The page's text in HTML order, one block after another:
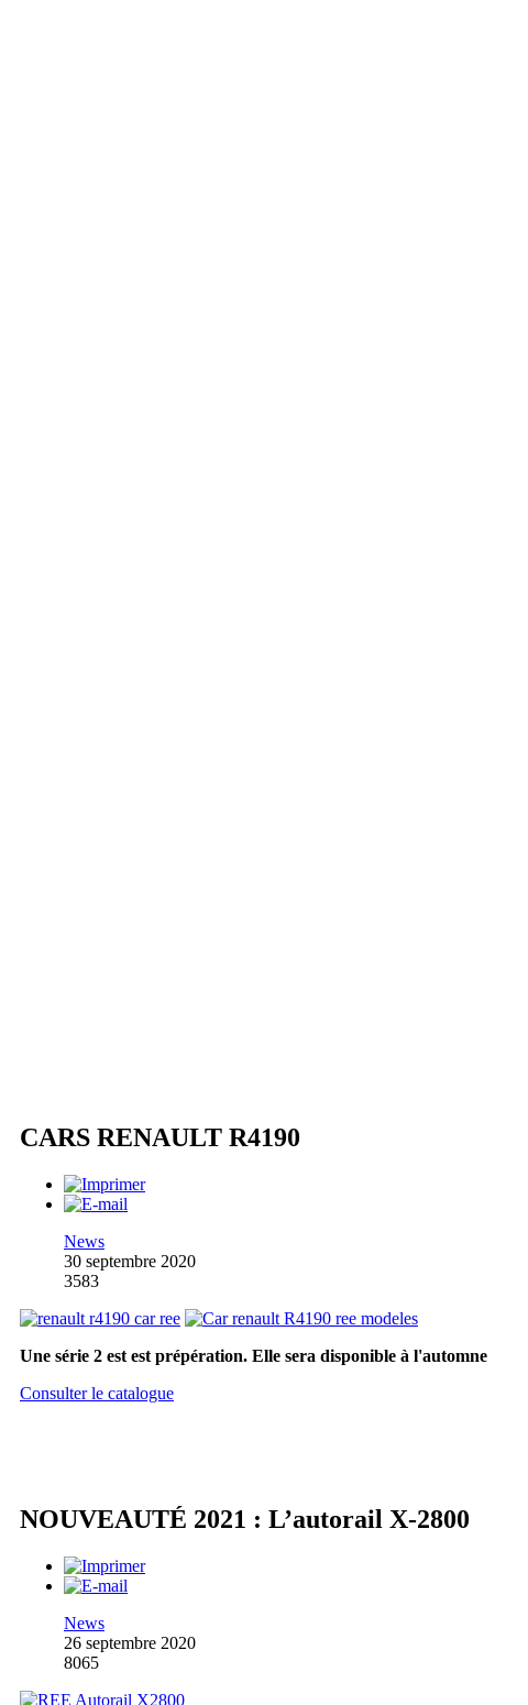
CARS RENAULT R4190
News
30 septembre 2020
3583
Une série 2 est est prépération. Elle sera disponible à l'automne
Consulter le catalogue
NOUVEAUTÉ 2021 : L’autorail X-2800
News
26 septembre 2020
8065